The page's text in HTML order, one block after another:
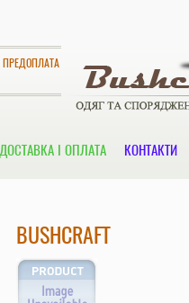
ДОСТАВКА І ОПЛАТА КОНТАКТИ
BUSHCRAFT